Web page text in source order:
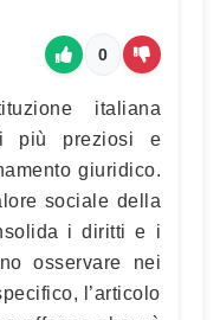
0
italiana
più preziosi e
giuridico.
sociale della
i diritti e i
osservare nei
l’articolo